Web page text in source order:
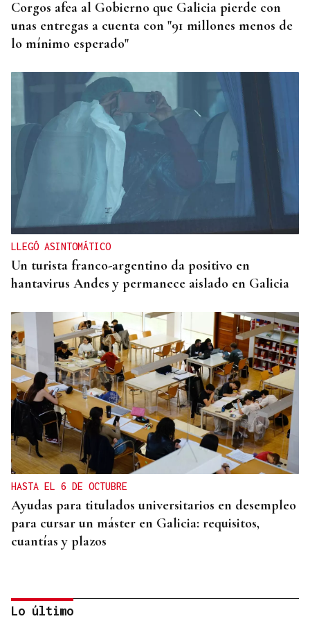
Corgos afea al Gobierno que Galicia pierde con
unas entregas a cuenta con "91 millones menos de
lo mínimo esperado"
LLEGÓ ASINTOMÁTICO
Un turista franco-argentino da positivo en
hantavirus Andes y permanece aislado en Galicia
HASTA EL 6 DE OCTUBRE
Ayudas para titulados universitarios en desempleo
para cursar un máster en Galicia: requisitos,
cuantías y plazos
Lo último